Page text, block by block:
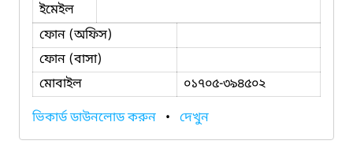
ইমেইল
ফোন (অফিস)
ফোন (বাসা)
মোবাইল
০১৭০৫-৩৯৪৫০২
ভিকার্ড ডাউনলোড করুন • দেখুন